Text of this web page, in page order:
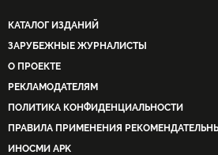
КАТАЛОГ ИЗДАНИЙ
ЗАРУБЕЖНЫЕ ЖУРНАЛИСТЫ
О ПРОЕКТЕ
РЕКЛАМОДАТЕЛЯМ
ПОЛИТИКА КОНФИДЕНЦИАЛЬНОСТИ
ПРАВИЛА ПРИМЕНЕНИЯ
ИНОСМИ APK